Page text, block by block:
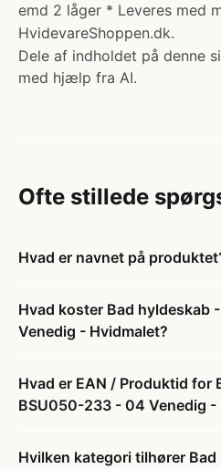
emd 2 låger * Leveres med
HvidevareShoppen.dk.
Dele af indholdet på denne
med hjælp fra AI.
Ofte stillede
Hvad er navnet på
Hvad koster Bad hyldeskab
Venedig - Hvidmalet?
Hvad er EAN / Produktid for
BSU050-233 - 04 Venedig -
Hvilken kategori tilhører